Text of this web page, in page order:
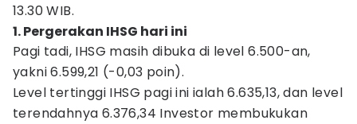
13.30 WIB.
1. Pergerakan IHSG hari ini
Pagi tadi, IHSG masih dibuka di level 6.500-an,
yakni 6.599,21 (-0,03 poin).
Level tertinggi IHSG pagi ini ialah 6.635,13, dan level
terendahnya 6.376,34 Investor membukukan